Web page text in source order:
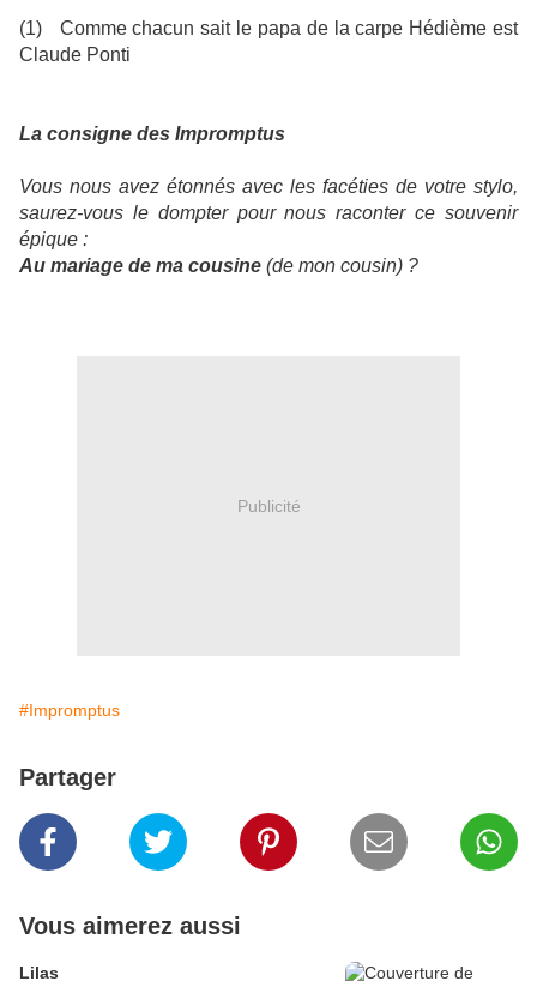
(1) Comme chacun sait le papa de la carpe Hédième est
Claude Ponti
La consigne des Impromptus
Vous nous avez étonnés avec les facéties de votre stylo,
saurez-vous le dompter pour nous raconter ce souvenir
épique :
Au mariage de ma cousine (de mon cousin) ?
Publicité
#Impromptus
Partager
Vous aimerez aussi
Lilas